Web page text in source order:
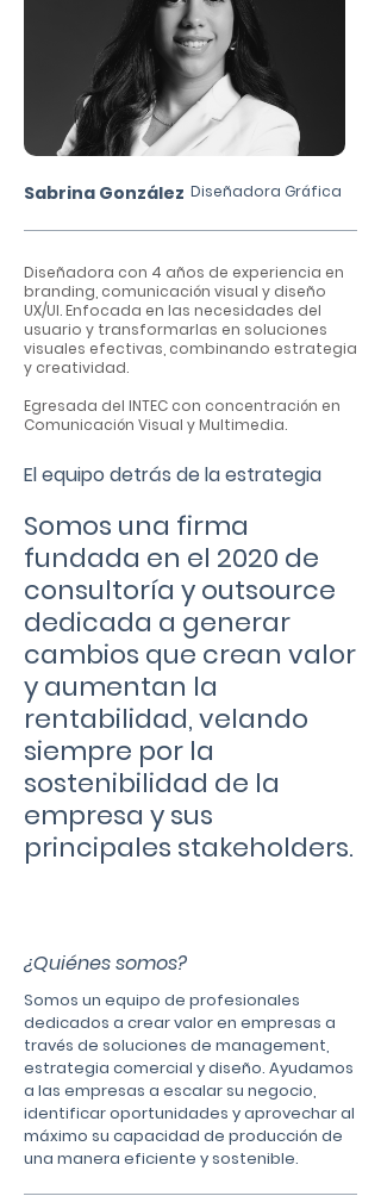
Sabrina González Diseñadora Gráfica
Diseñadora con 4 años de experiencia en
branding, comunicación visual y diseño
UX/UI. Enfocada en las necesidades del
usuario y transformarlas en soluciones
visuales efectivas, combinando estrategia
y creatividad.
Egresada del INTEC con concentración en
Comunicación Visual y Multimedia.
El equipo detrás de la estrategia
Somos una firma
fundada en el 2020 de
consultoría y outsource
dedicada a generar
cambios que crean valor
y aumentan la
rentabilidad, velando
siempre por la
sostenibilidad de la
empresa y sus
principales stakeholders.
¿Quiénes somos?
Somos un equipo de profesionales
dedicados a crear valor en empresas a
través de soluciones de management,
estrategia comercial y diseño. Ayudamos
a las empresas a escalar su negocio,
identificar oportunidades y aprovechar al
máximo su capacidad de producción de
una manera eficiente y sostenible.